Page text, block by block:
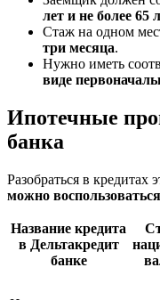
лет и не более 65
Стаж на одном
три месяца.
Нужно иметь
виде
Ипотечные
банка
Разобраться в кредитах
можно
Название кредита
в Дельтакредит
банке